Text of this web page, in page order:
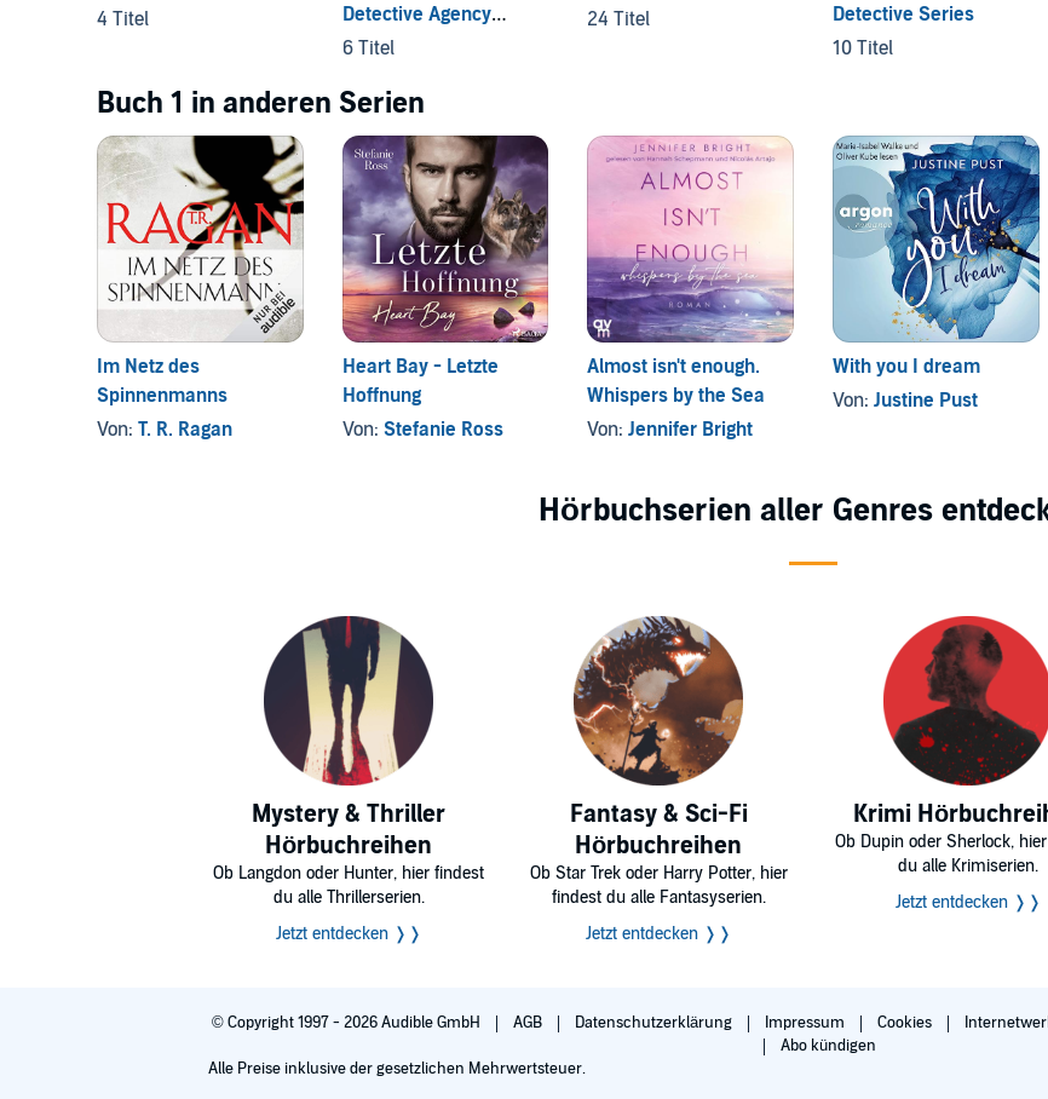
4 Titel
Detective Agency
Mysteries
6 Titel
24 Titel
Detective Series
10 Titel
Buch 1 in anderen Serien
Im Netz des
Spinnenmanns
Von: T. R. Ragan
Heart Bay - Letzte
Hoffnung
Von: Stefanie Ross
Almost isn't enough.
Whispers by the Sea
Von:Jennifer Bright
With you I dream
Von: Justine Pust
Hörbuchserien aller Genres
Mystery & Thriller
Hörbuchreihen
Ob Langdon oder Hunter, hier findest
du alle Thrillerserien.
Jetzt entdecken ❭❭
Fantasy & Sci-Fi
Hörbuchreihen
Ob Star Trek oder Harry Potter, hier
findest du alle Fantasyserien.
Jetzt entdecken ❭❭
Krimi
Ob Dupin oder Sherlock,
du alle Krimiserien.
Jetzt entdecken ❭❭
© Copyright 1997 - 2026 Audible GmbH AGB Datenschutzerklärung Impressum Cookies
Abo kündigen
Alle Preise inklusive der gesetzlichen Mehrwertsteuer.